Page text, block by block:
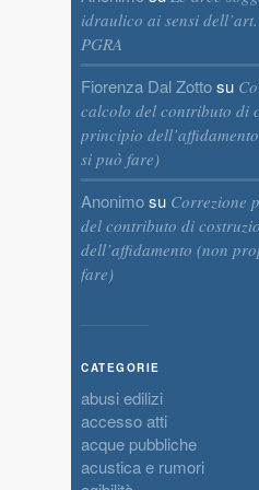
idraulico ai sensi
PGRA
Fiorenza Dal Zottosu
calcolo del contributo di
principio
si può fare)
Anonimosu Correzione
del contributo di
dell’affidamento (non
fare)
CATEGORIE
abusi edilizi
accesso atti
acque pubbliche
acustica e rumori